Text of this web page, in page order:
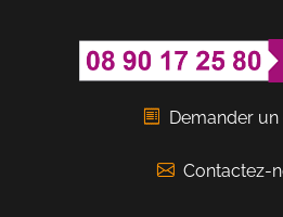
Demander un
Contactez-